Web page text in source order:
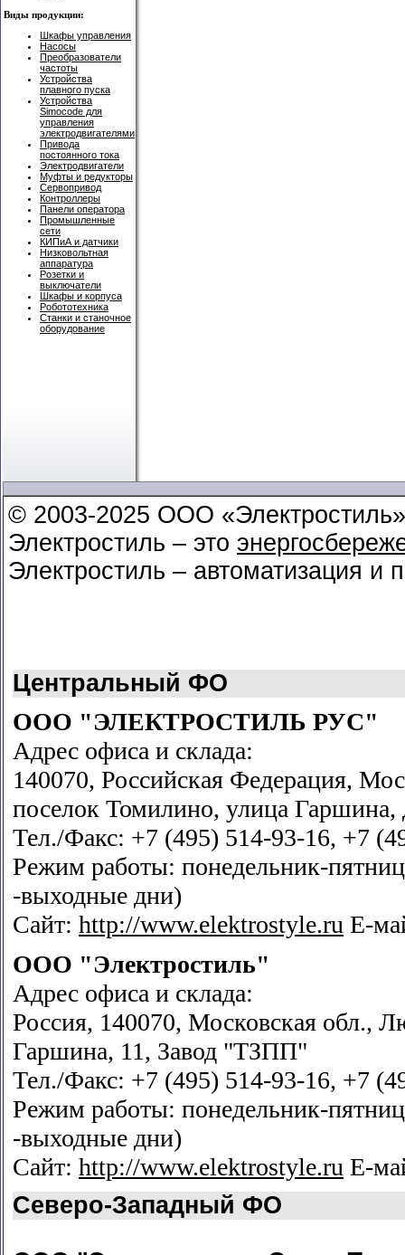
Виды продукции:
Шкафы управления
Насосы
Преобразователи
частоты
Устройства
плавного пуска
Устройства
Simocode для
управления
электродвигателями
Привода
постоянного тока
Электродвигатели
Муфты и редукторы
Сервопривод
Контроллеры
Панели оператора
Промышленные
сети
КИПиА и датчики
Низковольтная
аппаратура
Розетки и
выключатели
Шкафы и корпуса
Робототехника
Станки и станочное
оборудование
© 2003-2025 ООО «Электростиль»
Электростиль – это
Электростиль – автоматизация и
Центральный ФО
ООО "ЭЛЕКТРОСТИЛЬ РУС"
Адрес офиса и склада:
140070, Российская Федерация,
поселок Томилино, улица Гаршина,
Тел./Факс: +7 (495) 514-93-16, +7
Режим работы: понедельник-
-выходные дни)
Сайт: http://www.elektrostyle.ru Е-
ООО "Электростиль"
Адрес офиса и склада:
Россия, 140070, Московская обл.,
Гаршина, 11, Завод "ТЗПП"
Тел./Факс: +7 (495) 514-93-16, +7
Режим работы: понедельник-
-выходные дни)
Сайт: http://www.elektrostyle.ru Е-
Северо-Западный ФО